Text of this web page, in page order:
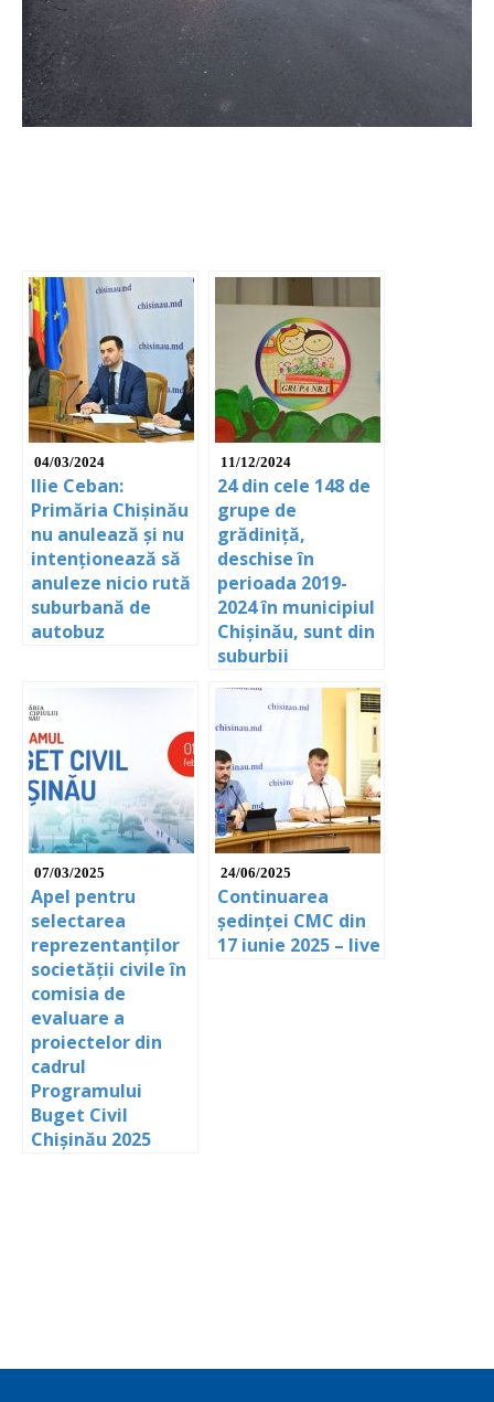
04/03/2024
Ilie Ceban:
Primăria Chișinău
nu anulează și nu
intenționează să
anuleze nicio rută
suburbană de
autobuz
11/12/2024
24 din cele 148 de
grupe de
grădiniță,
deschise în
perioada 2019-
2024 în municipiul
Chișinău, sunt din
suburbii
07/03/2025
Apel pentru
selectarea
reprezentanților
societății civile în
comisia de
evaluare a
proiectelor din
cadrul
Programului
Buget Civil
Chișinău 2025
24/06/2025
Continuarea
ședinței CMC din
17 iunie 2025 – live